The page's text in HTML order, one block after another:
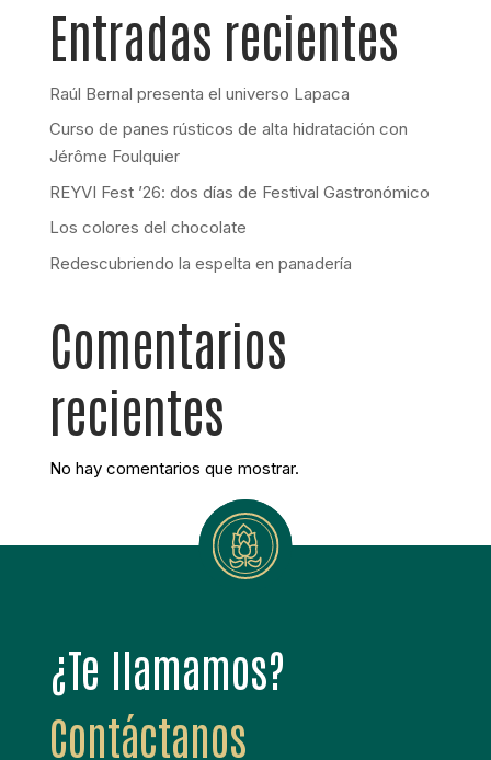
Entradas recientes
Raúl Bernal presenta el universo Lapaca
Curso de panes rústicos de alta hidratación con
Jérôme Foulquier
REYVI Fest ’26: dos días de Festival Gastronómico
Los colores del chocolate
Redescubriendo la espelta en panadería
Comentarios
recientes
No hay comentarios que mostrar.
¿Te llamamos?
Contáctanos